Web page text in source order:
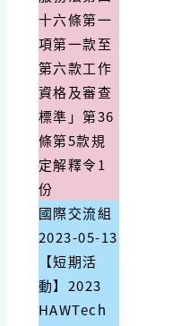
十六條第一
項第一款至
第六款工作
資格及審查
標準」第36
條第5款規
定解釋令1
份
國際交流組
2023-05-13
【短期活
動】2023
HAWTech